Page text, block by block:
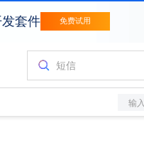
输